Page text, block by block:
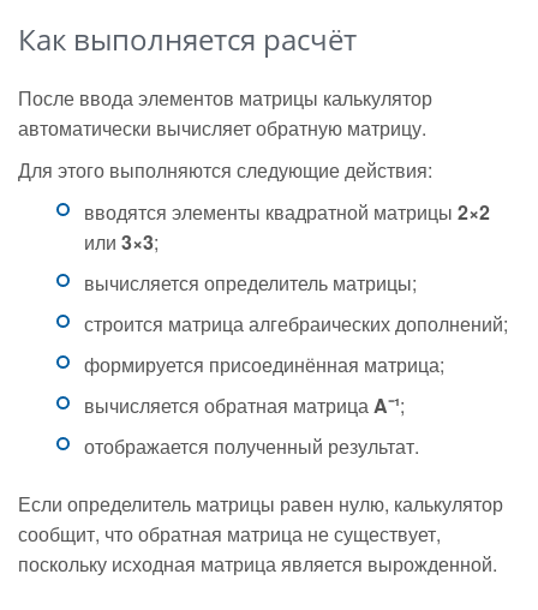
Как выполняется расчёт
После ввода элементов матрицы калькулятор
автоматически вычисляет обратную матрицу.
Для этого выполняются следующие действия:
вводятся элементы квадратной матрицы 2×2
или 3×3;
вычисляется определитель матрицы;
строится матрица алгебраических дополнений;
формируется присоединённая матрица;
вычисляется обратная матрицаA⁻¹;
отображается полученный результат.
Если определитель матрицы равен нулю, калькулятор
сообщит, что обратная матрица не существует,
поскольку исходная матрица является вырожденной.